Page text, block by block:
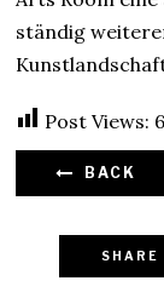
ständig
Post Views:
BACK
SHARE